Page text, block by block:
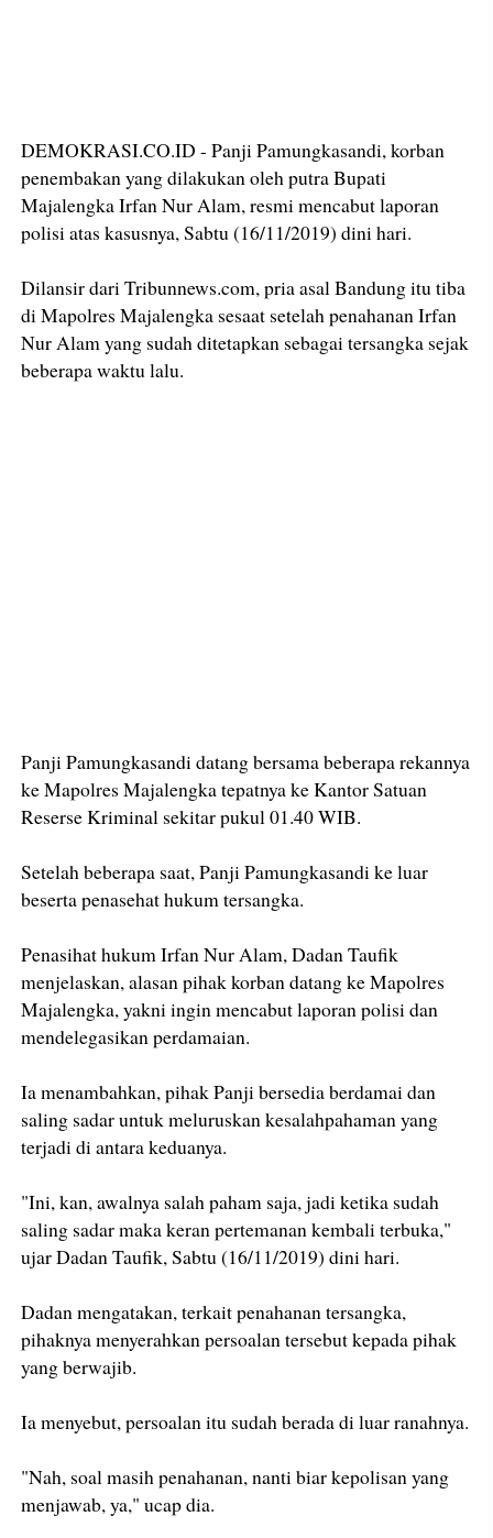
DEMOKRASI.CO.ID - Panji Pamungkasandi, korban
penembakan yang dilakukan oleh putra Bupati
Majalengka Irfan Nur Alam, resmi mencabut laporan
polisi atas kasusnya, Sabtu (16/11/2019) dini hari.
Dilansir dari Tribunnews.com, pria asal Bandung itu tiba
di Mapolres Majalengka sesaat setelah penahanan Irfan
Nur Alam yang sudah ditetapkan sebagai tersangka sejak
beberapa waktu lalu.
Panji Pamungkasandi datang bersama beberapa rekannya
ke Mapolres Majalengka tepatnya ke Kantor Satuan
Reserse Kriminal sekitar pukul 01.40 WIB.
Setelah beberapa saat, Panji Pamungkasandi ke luar
beserta penasehat hukum tersangka.
Penasihat hukum Irfan Nur Alam, Dadan Taufik
menjelaskan, alasan pihak korban datang ke Mapolres
Majalengka, yakni ingin mencabut laporan polisi dan
mendelegasikan perdamaian.
Ia menambahkan, pihak Panji bersedia berdamai dan
saling sadar untuk meluruskan kesalahpahaman yang
terjadi di antara keduanya.
"Ini, kan, awalnya salah paham saja, jadi ketika sudah
saling sadar maka keran pertemanan kembali terbuka,"
ujar Dadan Taufik, Sabtu (16/11/2019) dini hari.
Dadan mengatakan, terkait penahanan tersangka,
pihaknya menyerahkan persoalan tersebut kepada pihak
yang berwajib.
Ia menyebut, persoalan itu sudah berada di luar ranahnya.
"Nah, soal masih penahanan, nanti biar kepolisan yang
menjawab, ya," ucap dia.